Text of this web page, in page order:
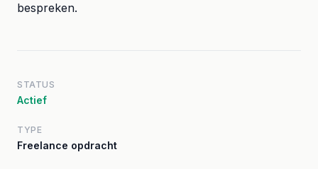
bespreken.
STATUS
Actief
TYPE
Freelance opdracht